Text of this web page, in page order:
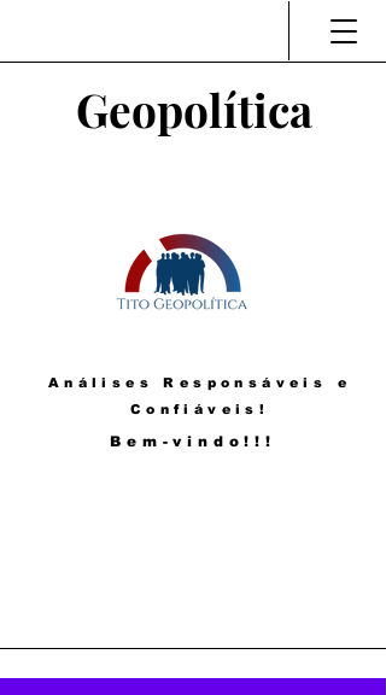
Geopolítica
Análises Responsáveis e
Confiáveis!
Bem-vindo!!!